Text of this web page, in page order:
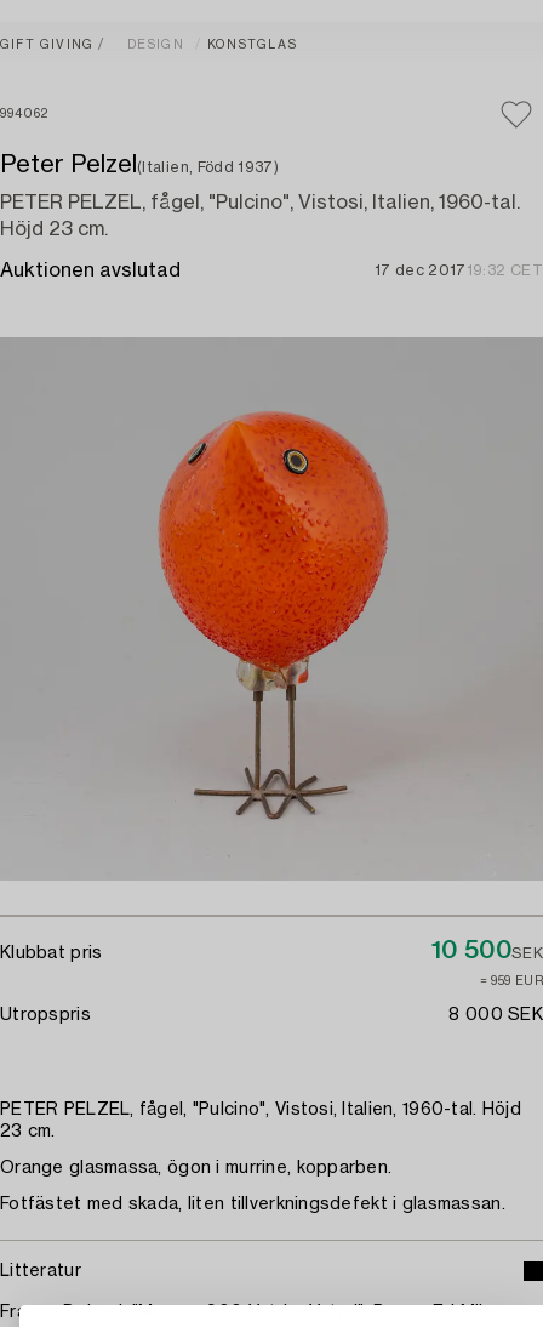
GIFT GIVING DESIGN KONSTGLAS
994062
Peter Pelzel (Italien, Född 1937)
PETER PELZEL, fågel, "Pulcino", Vistosi, Italien, 1960-tal.
Höjd 23 cm.
Auktionen avslutad 17 dec 2017 19:32 CET
Klubbat pris 10 500SEK
≈ 959 EUR
Utropspris 8 000 SEK
PETER PELZEL, fågel, "Pulcino", Vistosi, Italien, 1960-tal. Höjd
23 cm.
Orange glasmassa, ögon i murrine, kopparben.
Fotfästet med skada, liten tillverkningsdefekt i glasmassan.
Litteratur
Franco Deboni, "Murano 900 Vetri e Vetrai", Bocca Ed Milano